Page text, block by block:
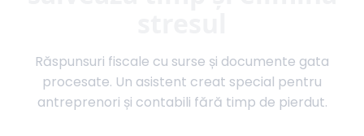
Răspunsuri fiscale cu surse și documente gata
procesate. Un asistent creat special pentru
antreprenori și contabili fără timp de pierdut.